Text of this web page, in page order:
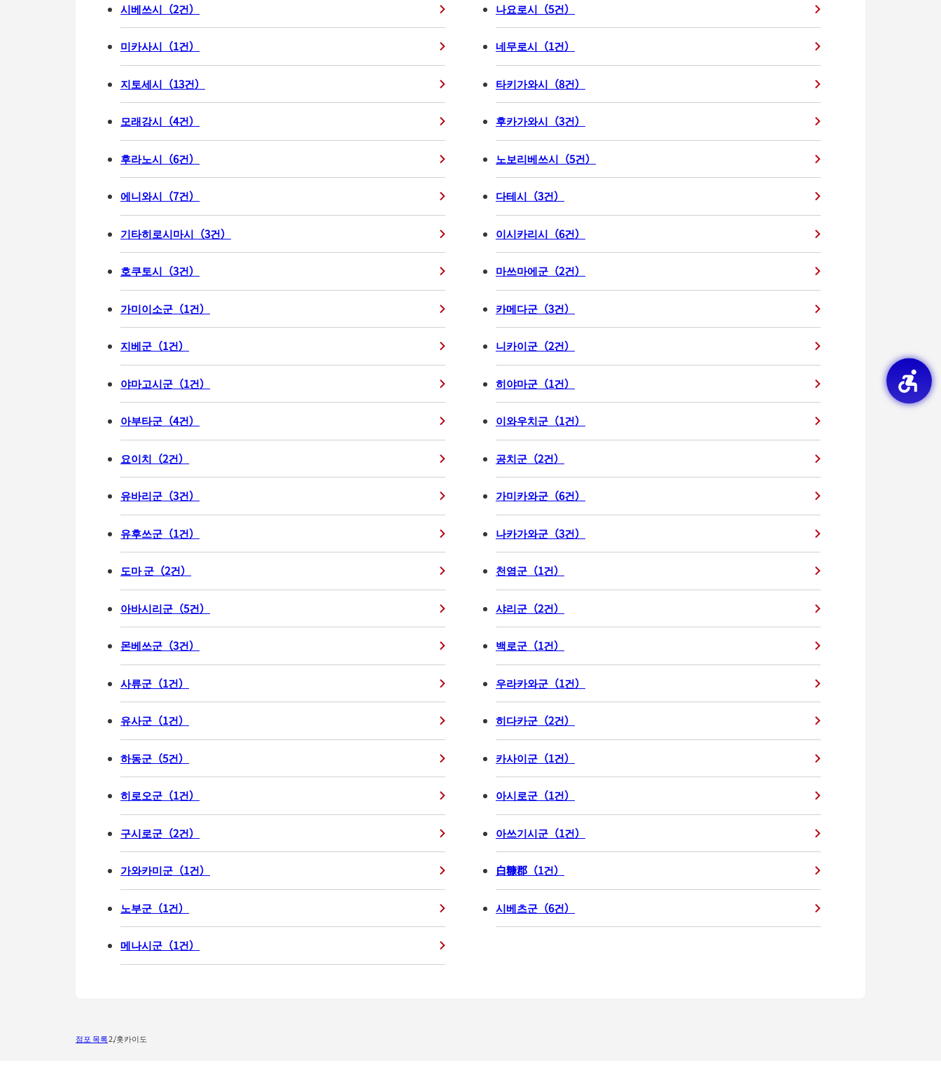
시베쓰시 （2건） 나요로시 （5건）
미카사시 （1건） 네무로시 （1건）
지토세시 （13건） 타키가와시 （8건）
모래강시 （4건） 후카가와시 （3건）
후라노시 （6건） 노보리베쓰시 （5건）
에니와시 （7건） 다테시 （3건）
기타히로시마시 （3건） 이시카리시 （6건）
호쿠토시 （3건） 마쓰마에군 （2건）
가미이소군 （1건） 카메다군 （3건）
지베군 （1건） 니카이군 （2건）
야마고시군 （1건） 히야마군 （1건）
아부타군 （4건） 이와우치군 （1건）
요이치 （2건） 공치군 （2건）
유바리군 （3건） 가미카와군 （6건）
유후쓰군 （1건） 나카가와군 （3건）
도마 군 （2건） 천염군 （1건）
아바시리군 （5건） 샤리군 （2건）
몬베쓰군 （3건） 백로군 （1건）
사류군 （1건） 우라카와군 （1건）
유사군 （1건） 히다카군 （2건）
하동군 （5건） 카사이군 （1건）
히로오군 （1건） 아시로군 （1건）
구시로군 （2건） 아쓰기시군 （1건）
가와카미군 （1건） 白糠郡 （1건）
노부군 （1건） 시베츠군 （6건）
메나시군 （1건）
점포 목록 홋카이도